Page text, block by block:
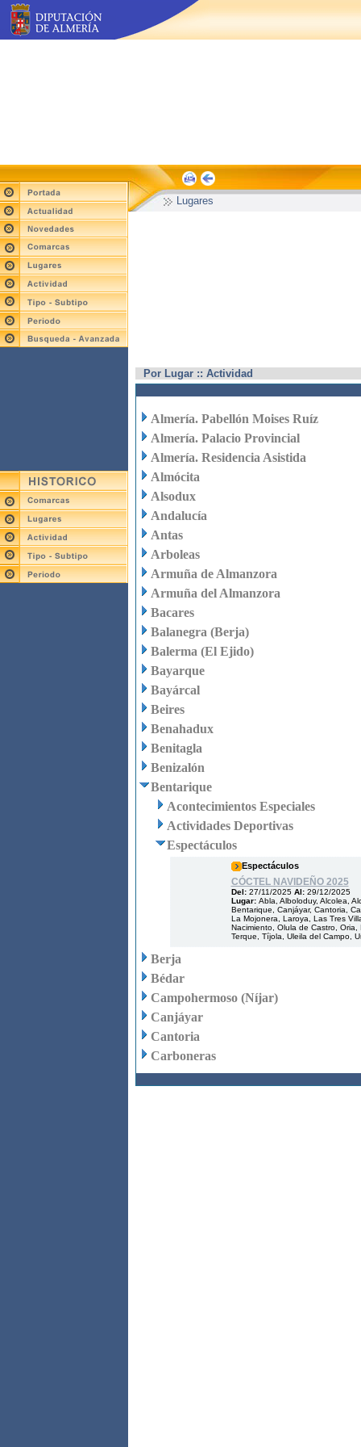
Lugares
Por Lugar :: Actividad
Almería. Pabellón Moises Ruíz
Almería. Palacio Provincial
Almería. Residencia Asistida
Almócita
Alsodux
Andalucía
Antas
Arboleas
Armuña de Almanzora
Armuña del Almanzora
Bacares
Balanegra (Berja)
Balerma (El Ejido)
Bayarque
Bayárcal
Beires
Benahadux
Benitagla
Benizalón
Bentarique
Acontecimientos Especiales
Actividades Deportivas
Espectáculos
Espectáculos
CÓCTEL NAVIDEÑO 2025
Del: 27/11/2025 Al: 29/12/2025
Lugar: Abla, Alboloduy, Alcolea,
Bentarique, Canjáyar, Cantoria,
La Mojonera, Laroya, Las Tres
Nacimiento, Olula de Castro,
Terque, Tíjola, Uleila del Campo,
Berja
Bédar
Campohermoso (Níjar)
Canjáyar
Cantoria
Carboneras